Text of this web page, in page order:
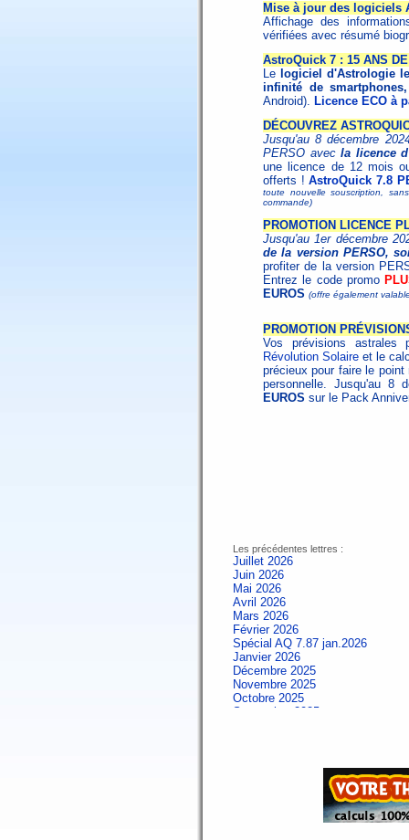
Mise à jour des logiciels
Affichage des
vérifiées avec résumé
AstroQuick 7 : 15 ANS
Le logiciel d'Astrologie
infinité de
Android). Licence ECO à
DÉCOUVREZ
Jusqu'au 8 décembre
PERSO avec la licence
une licence de 12 mois
offerts !AstroQuick 7.8
toute nouvelle souscription,
commande)
PROMOTION LICENCE
Jusqu'au 1er décembre
de la version PERSO,
profiter de la version
Entrez le code promo
EUROS (offre également
PROMOTION
Vos prévisions astrales
Révolution Solaire et le
précieux pour faire le
personnelle. Jusqu'au 8
EUROS sur le Pack
Les précédentes lettres :
Juillet 2026
Juin 2026
Mai 2026
Avril 2026
Mars 2026
Février 2026
Spécial AQ 7.87 jan.2026
Janvier 2026
Décembre 2025
Novembre 2025
Octobre 2025
Septembre 2025
Spécial AQ 7.84 jan.2025